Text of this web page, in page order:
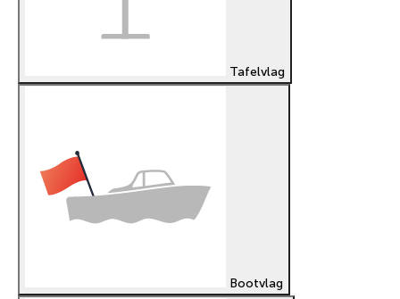
Tafelvlag
Bootvlag